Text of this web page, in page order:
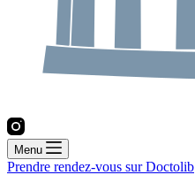
Menu
Prendre rendez-vous sur Doctolib